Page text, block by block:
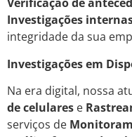
Investigações
integridade da sua
Investigações em
Na era digital, nossa
de celulares e
serviços de